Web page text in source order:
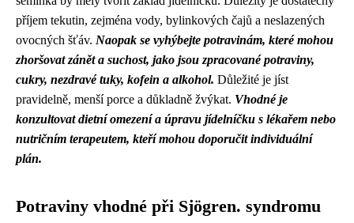
příjem tekutin, zejména vody, bylinkových čajů a neslazených
ovocných šťáv. Naopak se vyhýbejte potravinám, které mohou
zhoršovat zánět a suchost, jako jsou zpracované potraviny,
cukry, nezdravé tuky, kofein a alkohol. Důležité je jíst
pravidelně, menší porce a důkladně žvýkat. Vhodné je
konzultovat dietní omezení a úpravu jídelníčku s lékařem nebo
nutričním terapeutem, kteří mohou doporučit individuální
plán.
Potraviny vhodné při Sjögren. syndromu